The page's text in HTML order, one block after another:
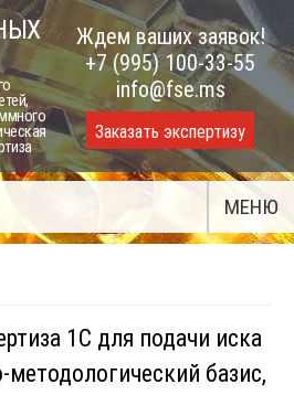
Ждем ваших заявок!
+7 (995) 100-33-55
info@fse.ms
Заказать экспертизу
МЕНЮ
1С для подачи иска
методологический базис,